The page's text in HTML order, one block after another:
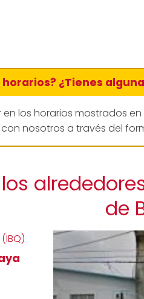
¿Tienes
en los horarios mostrados
nosotros a través del
de